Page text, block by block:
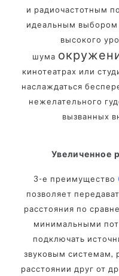
и радиочастотным
идеальным выбором
высокого
шума
кинотеатрах или
наслаждаться
нежелательного
вызванных
Увеличенное
3-е преимущество
позволяет
расстояния по
минимальными
подключать
звуковым
расстоянии друг от